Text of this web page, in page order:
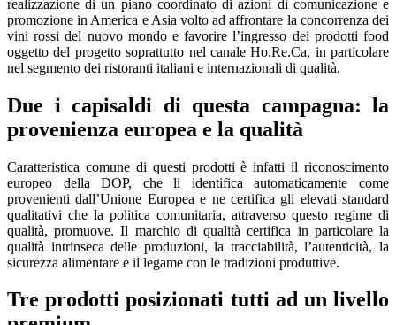
realizzazione di un piano coordinato di azioni di comunicazione e
promozione in America e Asia volto ad affrontare la concorrenza dei
vini rossi del nuovo mondo e favorire l’ingresso dei prodotti food
oggetto del progetto soprattutto nel canale Ho.Re.Ca, in particolare
nel segmento dei ristoranti italiani e internazionali di qualità.
Due i capisaldi di questa campagna: la
provenienza europea e la qualità
Caratteristica comune di questi prodotti è infatti il riconoscimento
europeo della DOP, che li identifica automaticamente come
provenienti dall’Unione Europea e ne certifica gli elevati standard
qualitativi che la politica comunitaria, attraverso questo regime di
qualità, promuove. Il marchio di qualità certifica in particolare la
qualità intrinseca delle produzioni, la tracciabilità, l’autenticità, la
sicurezza alimentare e il legame con le tradizioni produttive.
Tre prodotti posizionati tutti ad un livello